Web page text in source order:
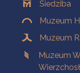
Siedziba
Muzeum
Muzeum
Muzeum